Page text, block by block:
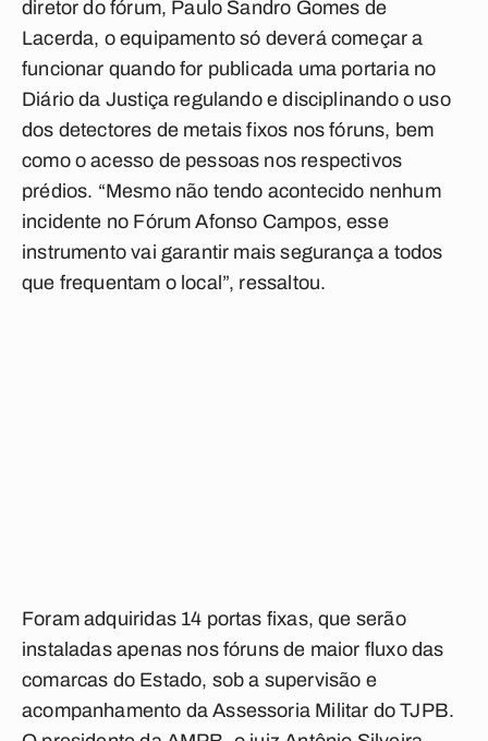
diretor do fórum, Paulo Sandro Gomes de
Lacerda, o equipamento só deverá começar a
funcionar quando for publicada uma portaria no
Diário da Justiça regulando e disciplinando o uso
dos detectores de metais fixos nos fóruns, bem
como o acesso de pessoas nos respectivos
prédios. “Mesmo não tendo acontecido nenhum
incidente no Fórum Afonso Campos, esse
instrumento vai garantir mais segurança a todos
que frequentam o local”, ressaltou.
Foram adquiridas 14 portas fixas, que serão
instaladas apenas nos fóruns de maior fluxo das
comarcas do Estado, sob a supervisão e
acompanhamento da Assessoria Militar do TJPB.